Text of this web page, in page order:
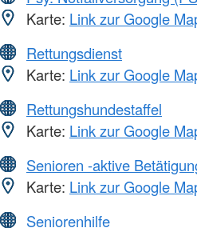
Karte: Link zur Google
Rettungsdienst
Karte: Link zur Google
Rettungshundestaffel
Karte: Link zur Google
Senioren -aktive
Karte: Link zur Google
Seniorenhilfe